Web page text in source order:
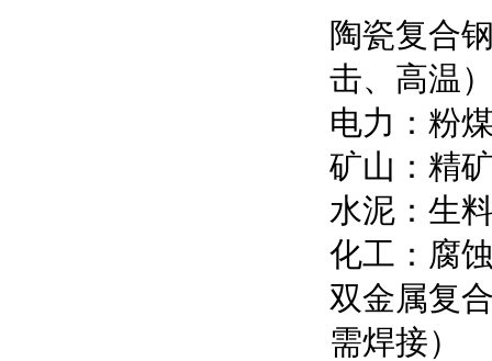
陶瓷复合
击、高温
电力：粉
矿山：精
水泥：生
化工：腐
双金属复
需焊接）